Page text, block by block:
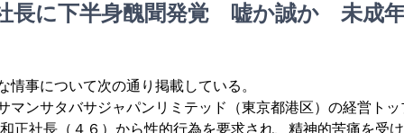
長に下半身醜聞発覚 嘘か誠か 未成
事について次の通り掲載している。
ンサタバサジャパンリミテッド（東京都港区）の経営トッ
正社長（４６）から性的行為を要求され、精神的苦痛を受